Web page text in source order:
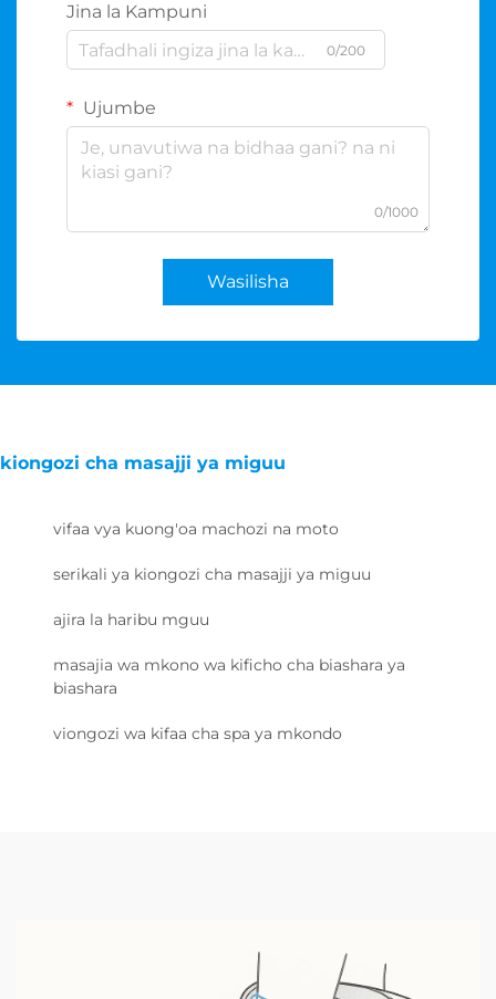
Jina la Kampuni
0/200
Ujumbe
0/1000
Wasilisha
kiongozi cha masajji ya miguu
vifaa vya kuong'oa machozi na moto
serikali ya kiongozi cha masajji ya miguu
ajira la haribu mguu
masajia wa mkono wa kificho cha biashara ya
biashara
viongozi wa kifaa cha spa ya mkondo